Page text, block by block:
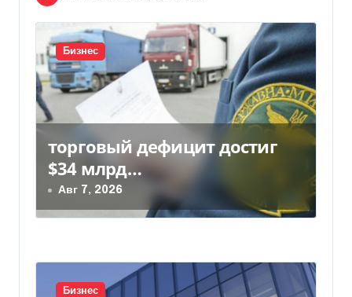
и
я
п
о
з
а
п
с
Бизнес
торговый дефицит достиг
$34 млрд…
Авг 7, 2026
Бизнес